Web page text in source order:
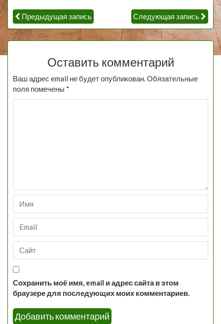
Предыдущая запись Следующая запись
Оставить комментарий
Ваш адрес email не будет опубликован.Обязательные
поля помечены *
Сохранить моё имя, email и адрес сайта в этом
браузере для последующих моих комментариев.